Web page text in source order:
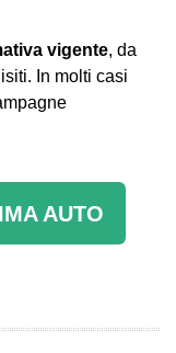
vigente, da
In molti casi
AUTO